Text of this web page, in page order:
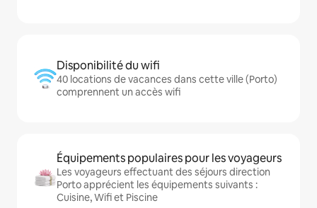
Disponibilité du wifi
40 locations de vacances dans cette ville (Porto)
comprennent un accès wifi
Équipements populaires pour les voyageurs
Les voyageurs effectuant des séjours direction
Porto apprécient les équipements suivants :
Cuisine, Wifi et Piscine